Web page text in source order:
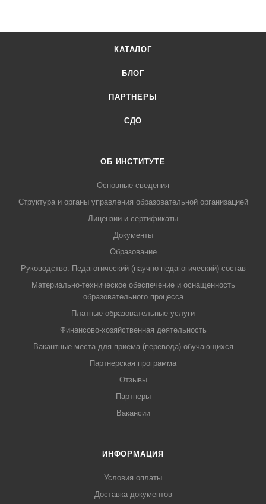
КАТАЛОГ
БЛОГ
ПАРТНЕРЫ
СДО
ОБ ИНСТИТУТЕ
Основные сведения
Структура и органы управления образовательной организацией
Лицензии и сертификаты
Документы
Образование
Руководство. Педагогический (научно-педагогический) состав
Материально-техническое обеспечение и оснащенность
образовательного процесса
Платные образовательные услуги
Финансово-хозяйственная деятельность
Вакантные места для приема (перевода) обучающихся
Партнерская программа
Отзывы
Партнеры
Вакансии
ИНФОРМАЦИЯ
Условия оплаты
Доставка документов